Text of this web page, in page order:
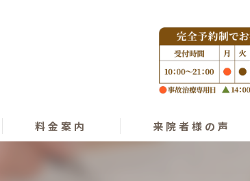
料金案内 来院者様の声